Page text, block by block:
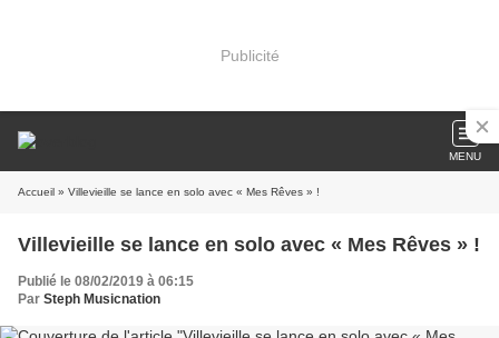
Publicité
MENU
Accueil » Villevieille se lance en solo avec « Mes Rêves » !
Villevieille se lance en solo avec « Mes Rêves » !
Publié le 08/02/2019 à 06:15
Par Steph Musicnation